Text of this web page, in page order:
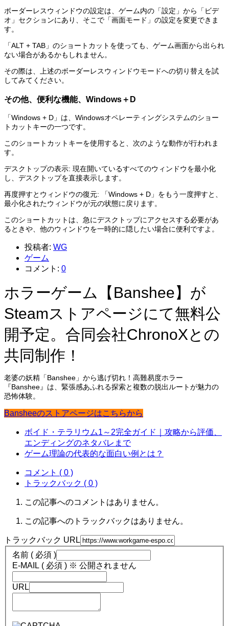
ボーダーレスウィンドウの設定は、ゲーム内の「設定」から「ビデ
オ」セクションにあり、そこで「画面モード」の設定を変更できま
す。
「ALT + TAB」のショートカットを使っても、ゲーム画面から出られ
ない場合があるかもしれません。
その際は、上述のボーダーレスウィンドウモードへの切り替えを試
してみてください。
その他、便利な機能、Windows＋D
「Windows + D」は、Windowsオペレーティングシステムのショー
トカットキーの一つです。
このショートカットキーを使用すると、次のような動作が行われま
す。
デスクトップの表示: 現在開いているすべてのウィンドウを最小化
し、デスクトップを直接表示します。
再度押すとウィンドウの復元: 「Windows + D」をもう一度押すと、
最小化されたウィンドウが元の状態に戻ります。
このショートカットは、急にデスクトップにアクセスする必要があ
るときや、他のウィンドウを一時的に隠したい場合に便利ですよ。
投稿者: WG
ゲーム
コメント: 0
ホラーゲーム【Banshee】が
Steamストアページにて無料公
開予定。合同会社ChronoXとの
共同制作！
老婆の妖精「Banshee」から逃げ切れ！高難易度ホラー
『Banshee』は、緊張感あふれる探索と複数の脱出ルートが魅力の
恐怖体験。
Bansheeのストアページはこちらから
ボイド・テラリウム1～2完全ガイド｜攻略から評価、
エンディングのネタバレまで
ゲーム理論の代表的な面白い例とは？
コメント ( 0 )
トラックバック ( 0 )
この記事へのコメントはありません。
この記事へのトラックバックはありません。
トラックバック URL
名前 ( 必須 )
E-MAIL ( 必須 ) ※ 公開されません
URL